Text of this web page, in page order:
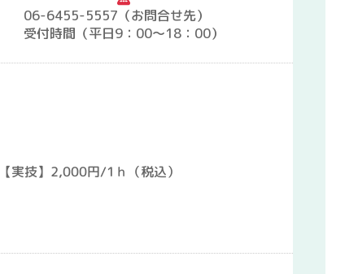
06-6455-5557（お問合せ先）
受付時間（平日9：00～18：00）
実技】2,000円/1ｈ（税込）